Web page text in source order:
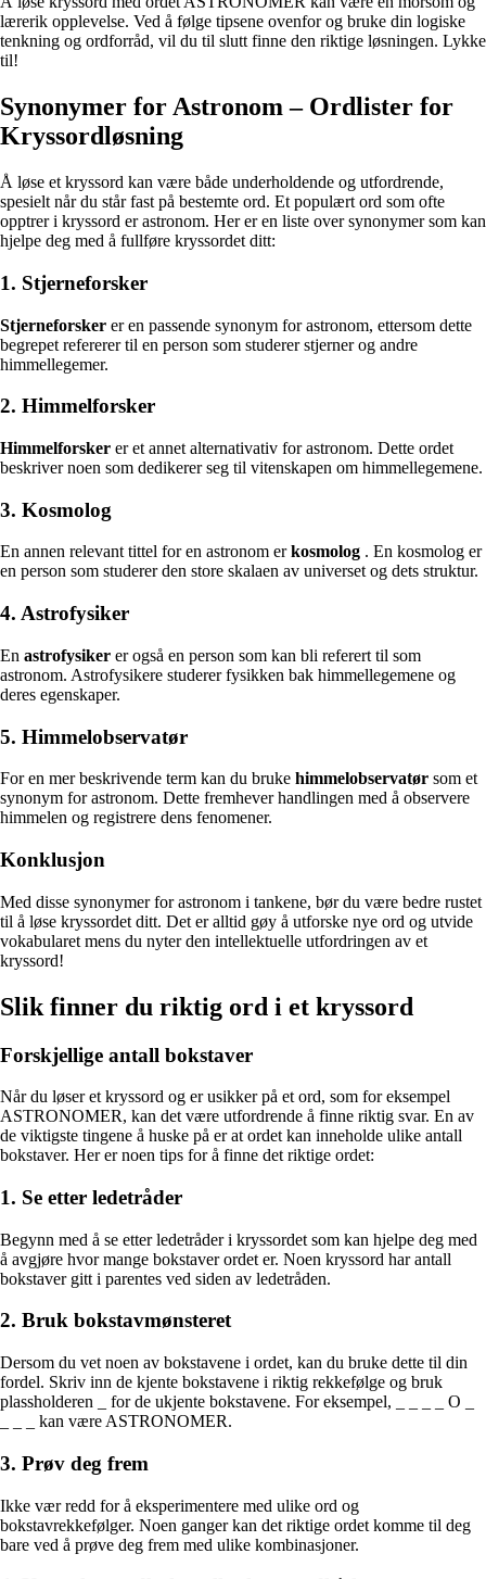
lærerik opplevelse. Ved å følge tipsene ovenfor og bruke din logiske
tenkning og ordforråd, vil du til slutt finne den riktige løsningen. Lykke
til!
Synonymer for Astronom – Ordlister for
Kryssordløsning
Å løse et kryssord kan være både underholdende og utfordrende,
spesielt når du står fast på bestemte ord. Et populært ord som ofte
opptrer i kryssord er astronom. Her er en liste over synonymer som kan
hjelpe deg med å fullføre kryssordet ditt:
1. Stjerneforsker
Stjerneforsker er en passende synonym for astronom, ettersom dette
begrepet refererer til en person som studerer stjerner og andre
himmellegemer.
2. Himmelforsker
Himmelforsker er et annet alternativativ for astronom. Dette ordet
beskriver noen som dedikerer seg til vitenskapen om himmellegemene.
3. Kosmolog
En annen relevant tittel for en astronom erkosmolog . En kosmolog er
en person som studerer den store skalaen av universet og dets struktur.
4. Astrofysiker
En astrofysiker er også en person som kan bli referert til som
astronom. Astrofysikere studerer fysikken bak himmellegemene og
deres egenskaper.
5. Himmelobservatør
For en mer beskrivende term kan du bruke himmelobservatør som et
synonym for astronom. Dette fremhever handlingen med å observere
himmelen og registrere dens fenomener.
Konklusjon
Med disse synonymer for astronom i tankene, bør du være bedre rustet
til å løse kryssordet ditt. Det er alltid gøy å utforske nye ord og utvide
vokabularet mens du nyter den intellektuelle utfordringen av et
kryssord!
Slik finner du riktig ord i et kryssord
Forskjellige antall bokstaver
Når du løser et kryssord og er usikker på et ord, som for eksempel
ASTRONOMER, kan det være utfordrende å finne riktig svar. En av
de viktigste tingene å huske på er at ordet kan inneholde ulike antall
bokstaver. Her er noen tips for å finne det riktige ordet:
1. Se etter ledetråder
Begynn med å se etter ledetråder i kryssordet som kan hjelpe deg med
å avgjøre hvor mange bokstaver ordet er. Noen kryssord har antall
bokstaver gitt i parentes ved siden av ledetråden.
2. Bruk bokstavmønsteret
Dersom du vet noen av bokstavene i ordet, kan du bruke dette til din
fordel. Skriv inn de kjente bokstavene i riktig rekkefølge og bruk
plassholderen _ for de ukjente bokstavene. For eksempel, _ _ _ _ O _
_ _ _ kan være ASTRONOMER.
3. Prøv deg frem
Ikke vær redd for å eksperimentere med ulike ord og
bokstavrekkefølger. Noen ganger kan det riktige ordet komme til deg
bare ved å prøve deg frem med ulike kombinasjoner.